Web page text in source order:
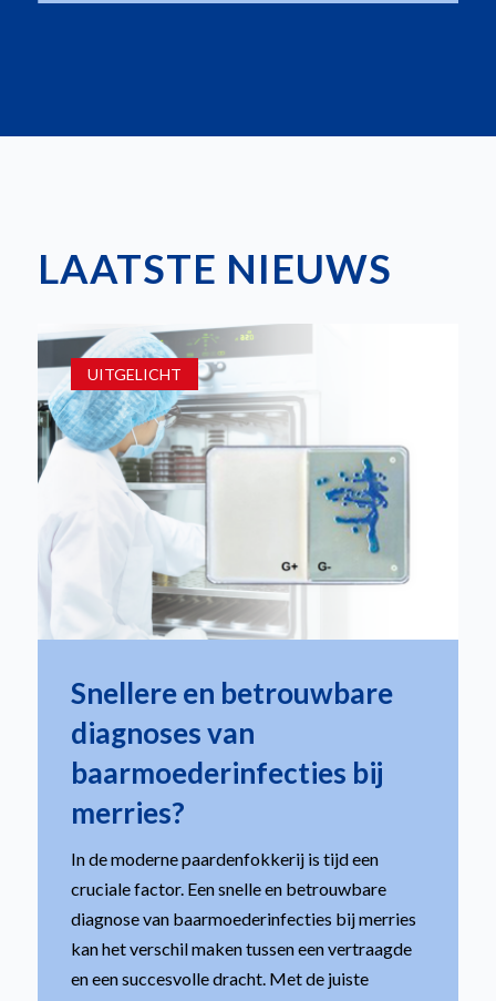
LAATSTE NIEUWS
UITGELICHT
Snellere en betrouwbare
diagnoses van
baarmoederinfecties bij
merries?
In de moderne paardenfokkerij is tijd een
cruciale factor. Een snelle en betrouwbare
diagnose van baarmoederinfecties bij merries
kan het verschil maken tussen een vertraagde
en een succesvolle dracht. Met de juiste